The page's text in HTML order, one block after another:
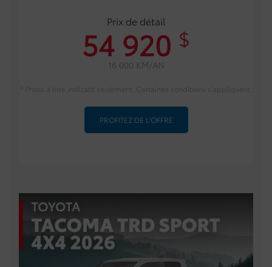
Prix de détail
54 920 $
16 000 KM/AN
PROFITEZ DE L'OFFRE